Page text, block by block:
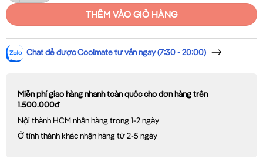
THÊM VÀO GIỎ HÀNG
Chat để được Coolmate tư vấn ngay (7:30 - 20:00)
Miễn phí giao hàng nhanh toàn quốc cho đơn hàng trên
1.500.000đ
Nội thành HCM nhận hàng trong 1-2 ngày
Ở tỉnh thành khác nhận hàng từ 2-5 ngày